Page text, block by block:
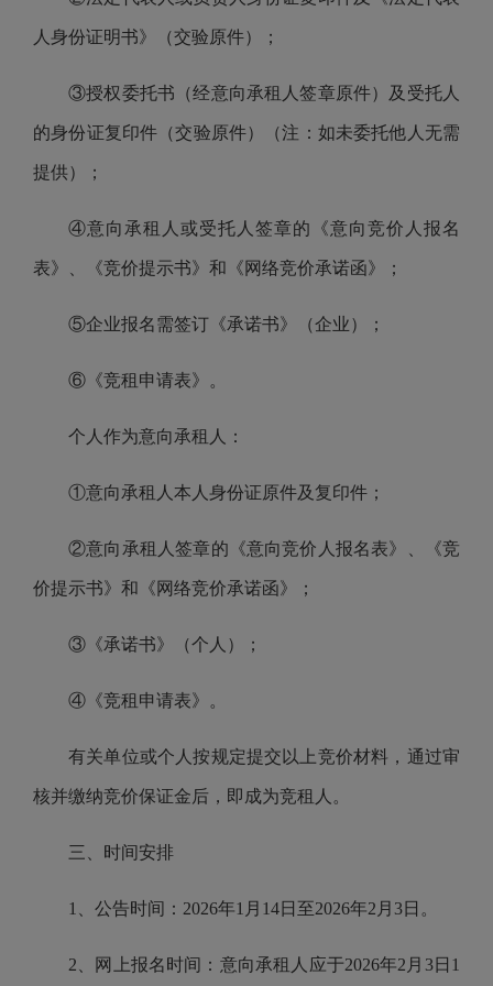
人身份证明书》（交验原件）；
③授权委托书（经意向承租人签章原件）及受托人
的身份证复印件（交验原件）（注：如未委托他人无需
提供）；
④意向承租人或受托人签章的《意向竞价人报名
表》、《竞价提示书》和《网络竞价承诺函》；
⑤企业报名需签订《承诺书》（企业）；
⑥《竞租申请表》。
个人作为意向承租人：
①意向承租人本人身份证原件及复印件；
②意向承租人签章的《意向竞价人报名表》、《竞
价提示书》和《网络竞价承诺函》；
③《承诺书》（个人）；
④《竞租申请表》。
有关单位或个人按规定提交以上竞价材料，通过审
核并缴纳竞价保证金后，即成为竞租人。
三、时间安排
1、公告时间：2026年1月14日至2026年2月3日。
2、网上报名时间：意向承租人应于2026年2月3日1